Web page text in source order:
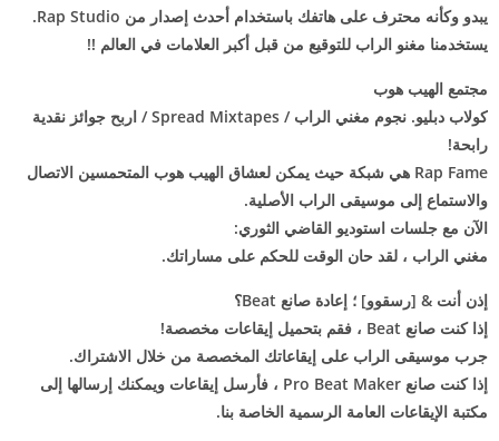
يبدو وكأنه محترف على هاتفك باستخدام أحدث إصدار من Rap Studio.
يستخدمنا مغنو الراب للتوقيع من قبل أكبر العلامات في العالم !!
مجتمع الهيب هوب
كولاب دبليو. نجوم مغني الراب / Spread Mixtapes / اربح جوائز نقدية
رابحة!
Rap Fame هي شبكة حيث يمكن لعشاق الهيب هوب المتحمسين الاتصال
والاستماع إلى موسيقى الراب الأصلية.
الآن مع جلسات استوديو القاضي الثوري:
مغني الراب ، لقد حان الوقت للحكم على مساراتك.
إذن أنت & [رسقوو] ؛ إعادة صانع Beat؟
إذا كنت صانع Beat ، فقم بتحميل إيقاعات مخصصة!
جرب موسيقى الراب على إيقاعاتك المخصصة من خلال الاشتراك.
إذا كنت صانع Pro Beat Maker ، فأرسل إيقاعات ويمكنك إرسالها إلى
مكتبة الإيقاعات العامة الرسمية الخاصة بنا.